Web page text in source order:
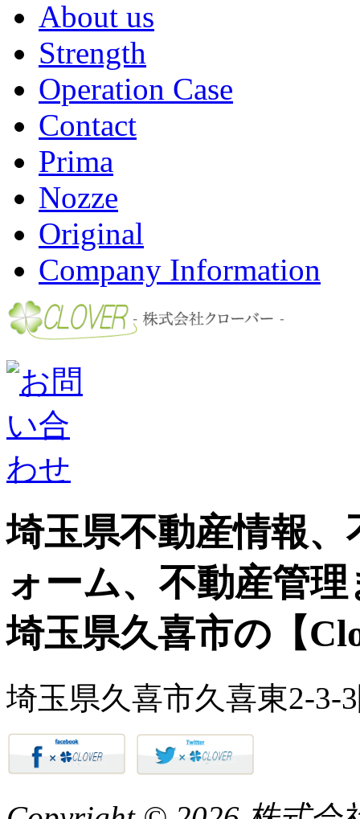
About us
Strength
Operation Case
Contact
Prima
Nozze
Original
Company Information
埼玉県不動産情報
ォーム、不動産管
埼玉県久喜市の【
埼玉県久喜市久喜東2-3-